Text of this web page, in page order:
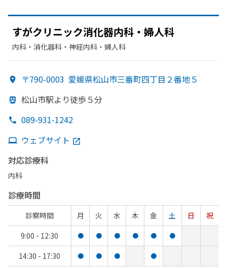
すがクリニック消化器内科・婦人科
内科・​消化器科・​神経内科・​婦人科
〒790-0003 愛媛県松山市三番町四丁目２番地５
松山市駅より徒歩５分
089-931-1242
ウェブサイト
対応診療科
内科
診療時間
診察時間 月 火 水 木 金 土 日
祝
9:00 - 12:30
● ● ● ● ● ●
14:30 - 17:30 ● ● ● ●